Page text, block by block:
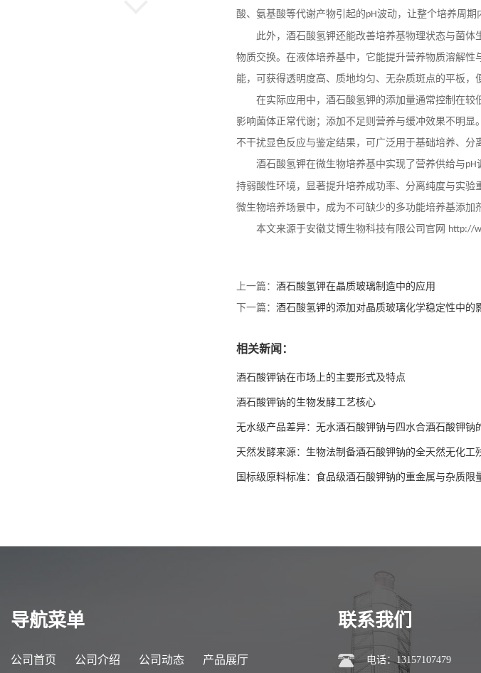
酸、氨基酸等代谢产物引起的pH波动，让整个培养周期
此外，酒石酸氢钾还能改善培养基物理状态与菌
物质交换。在液体培养基中，它能提升营养物质溶解
能，可获得透明度高、质地均匀、无杂质斑点的平板，
在实际应用中，酒石酸氢钾的添加量通常控制在较
影响菌体正常代谢；添加不足则营养与缓冲效果不明
不干扰显色反应与鉴定结果，可广泛用于基础培养、分
酒石酸氢钾在微生物培养基中实现了营养供给与pH
持弱酸性环境，显著提升培养成功率、分离纯度与实
微生物培养场景中，成为不可缺少的多功能培养基添加
本文来源于安徽艾博生物科技有限公司官网 http://
上一篇： 酒石酸氢钾在晶质玻璃制造中的应用
下一篇： 酒石酸氢钾的添加对晶质玻璃化学稳定性中的
相关新闻：
酒石酸钾钠在市场上的主要形式及特点
酒石酸钾钠的生物发酵工艺核心
无水级产品差异：无水酒石酸钾钠与四水合酒石酸钾钠
天然发酵来源：生物法制备酒石酸钾钠的全天然无化工
国标级原料标准：食品级酒石酸钾钠的重金属与杂质限
导航菜单
公司首页 公司介绍 公司动态 产品展厅
联系我们
电话：13157107479